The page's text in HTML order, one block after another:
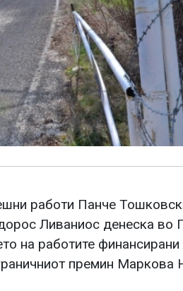
работи Панче
Ливаниос денеска во
на работите
премин Маркова